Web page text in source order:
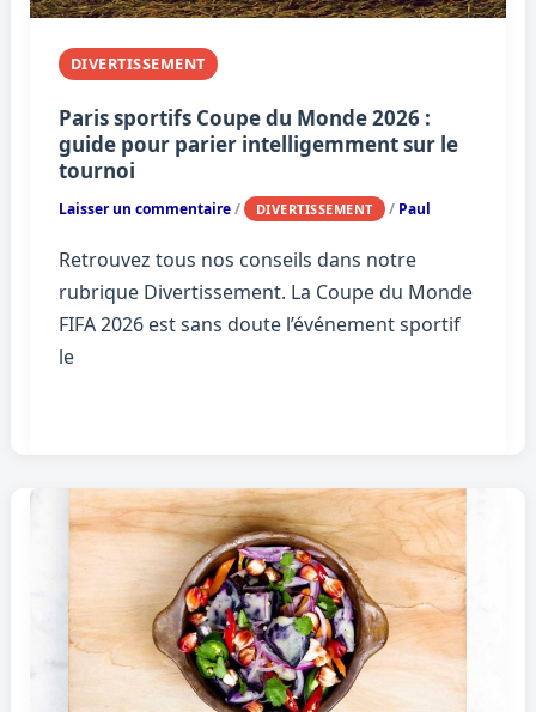
DIVERTISSEMENT
Paris sportifs Coupe du Monde 2026 :
guide pour parier intelligemment sur le
tournoi
Laisser un commentaire/ DIVERTISSEMENT / Paul
Retrouvez tous nos conseils dans notre
rubrique Divertissement. La Coupe du Monde
FIFA 2026 est sans doute l’événement sportif
le